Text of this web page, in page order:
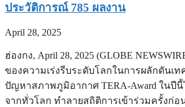
ประวัติการณ์ 785 ผลงาน
April 28, 2025
ฮ่องกง, April 28, 2025 (GLOBE
ของความเร่งรีบระดับโลกในการผลักดันเท
ปัญหาสภาพภูมิอากาศ TERA-Award ในปี
จากทั่วโลก ทำลายสถิติการเข้าร่วมครั้งก่อ